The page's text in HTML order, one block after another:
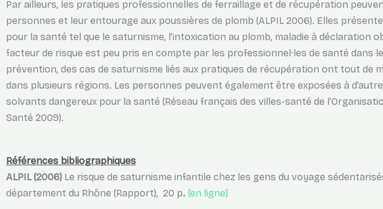
Par ailleurs, les pratiques professionnelles de ferraillage et de récupération
personnes et leur entourage aux poussières de plomb (ALPIL 2006). Elles
pour la santé tel que le saturnisme, l’intoxication au plomb, maladie à déclaration
facteur de risque est peu pris en compte par les professionnel·les de santé dans
prévention, des cas de saturnisme liés aux pratiques de récupération ont tout de
dans plusieurs régions. Les personnes peuvent également être exposées à
solvants dangereux pour la santé (Réseau français des villes-santé de
Santé 2009).
Références bibliographiques
ALPIL (2006) Le risque de saturnisme infantile chez les gens du voyage
département du Rhône (Rapport), 20 p. [en ligne]